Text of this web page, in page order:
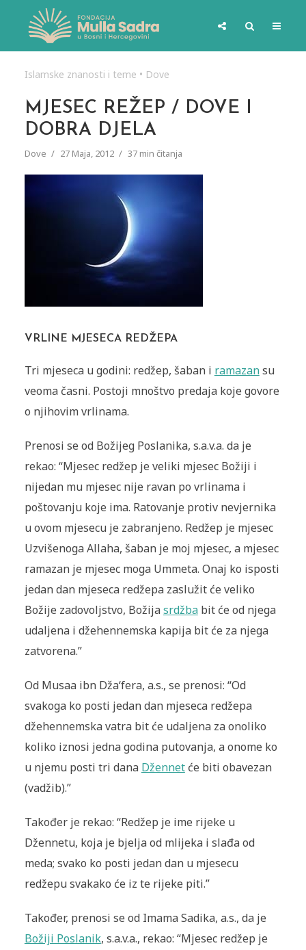
Islamske znanosti i teme • Dove
MJESEC REŽEP / DOVE I
DOBRA DJELA
Dove 27 Maja, 2012 37 min čitanja
VRLINE MJESECA REDŽEPA
Tri mjeseca u godini: redžep, šaban i ramazansu
veoma časni. Postoji mnoštvo predaja koje govore
o njihovim vrlinama.
Prenosi se od Božijeg Poslanika, s.a.v.a. da je
rekao: “Mjesec redžep je veliki mjesec Božiji i
nijedan mu mjesec nije ravan po vrlinama i
poštovanju koje ima. Ratovanje protiv nevjernika
u ovom mjesecu je zabranjeno. Redžep je mjesec
Uzvišenoga Allaha, šaban je moj mjesec, a mjesec
ramazan je mjesec moga Ummeta. Onaj ko isposti
jedan dan mjeseca redžepa zaslužit će veliko
Božije zadovoljstvo, Božijasrdžbabit će od njega
udaljena i džehennemska kapija bit će za njega
zatvorena.”
Od Musaa ibn Dža‘fera, a.s., se prenosi: “Od
svakoga ko posti jedan dan mjeseca redžepa
džehennemska vatra bit će udaljena za onoliko
koliko iznosi jedna godina putovanja, a onome ko
u njemu posti tri dana Džennetće biti obavezan
(vadžib).”
Također je rekao: “Redžep je ime rijeke u
Džennetu, koja je bjelja od mlijeka i slađa od
meda; svako ko posti jedan dan u mjesecu
redžepu svakako će iz te rijeke piti.”
Također, prenosi se od Imama Sadika, a.s., da je
Božiji Poslanik, s.a.v.a., rekao: “Mjesec redžep je